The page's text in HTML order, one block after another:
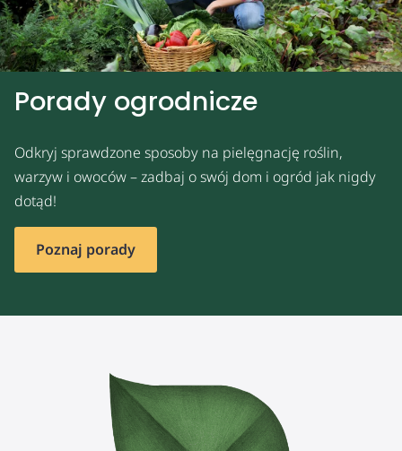
Porady ogrodnicze
Odkryj sprawdzone sposoby na pielęgnację roślin,
warzyw i owoców – zadbaj o swój dom i ogród jak nigdy
dotąd!
Poznaj porady